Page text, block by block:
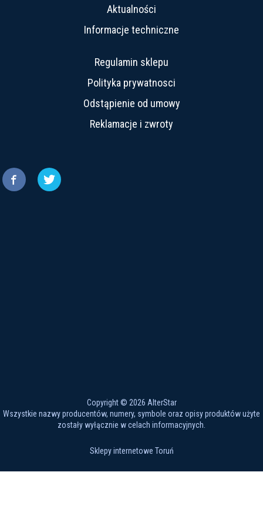
Aktualności
Informacje techniczne
Regulamin sklepu
Polityka prywatnosci
Odstąpienie od umowy
Reklamacje i zwroty
 
Copyright © 2026 AlterStar
Wszystkie nazwy producentów, numery, symbole oraz opisy produktów użyte
zostały wyłącznie w celach informacyjnych.
Sklepy internetowe Toruń